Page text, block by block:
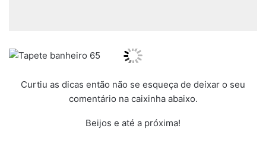
Curtiu as dicas então não se esqueça de deixar o seu
comentário na caixinha abaixo.
Beijos e até a próxima!